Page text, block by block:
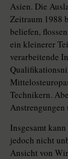
Asien. Die
Zeitraum 1988
beliefen,
ein kleinerer
verarbeitende
Technikern.
Anstrengungen
Insgesamt
jedoch nicht
Ansicht von